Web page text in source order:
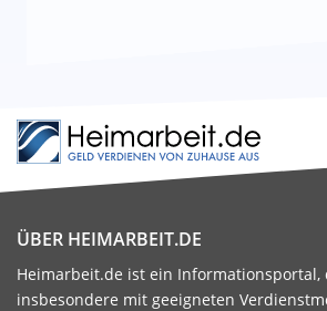
ÜBER HEIMARBEIT.DE
Heimarbeit.de ist ein Informationsportal,
insbesondere mit geeigneten